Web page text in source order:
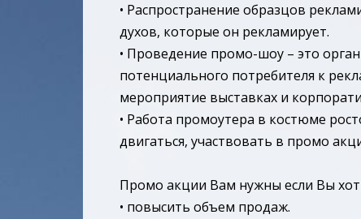
• Распространение образцов
духов, которые он рекламирует.
• Проведение промо-шоу – это
потенциального потребителя к
мероприятие выставках и
• Работа промоутера в костюме
двигаться, участвовать в промо
Промо акции Вам нужны если Вы
• повысить объем продаж.